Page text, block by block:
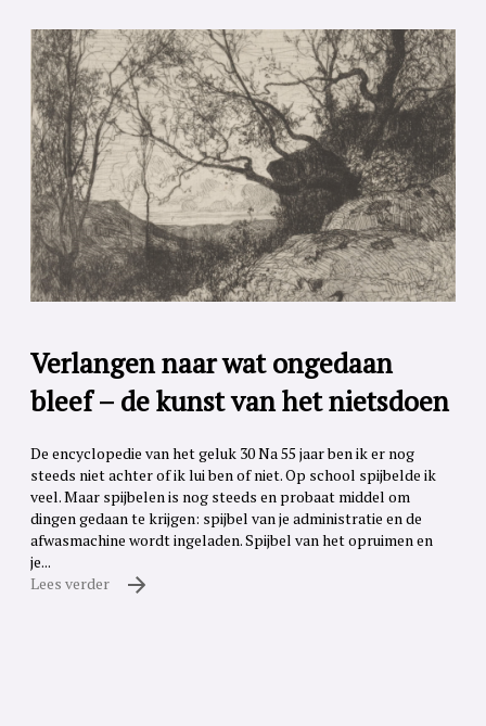
Verlangen naar wat ongedaan
bleef – de kunst van het nietsdoen
De encyclopedie van het geluk 30 Na 55 jaar ben ik er nog
steeds niet achter of ik lui ben of niet. Op school spijbelde ik
veel. Maar spijbelen is nog steeds en probaat middel om
dingen gedaan te krijgen: spijbel van je administratie en de
afwasmachine wordt ingeladen. Spijbel van het opruimen en
je...
Lees verder